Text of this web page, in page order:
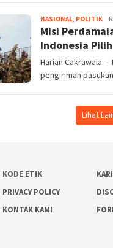
NASIONAL, POLITIK
Misi
Indonesia
Harian Cakrawala
pengiriman
Lihat
KODE ETIK
PRIVACY POLICY
KONTAK KAMI